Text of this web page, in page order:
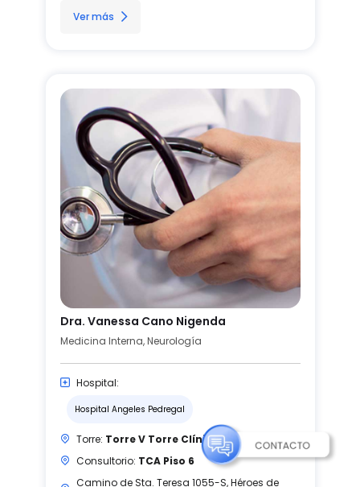
Ver más
Dra. Vanessa Cano Nigenda
Medicina Interna, Neurología
Hospital:
Hospital Angeles Pedregal
Torre: Torre V Torre Clínica
Consultorio: TCA Piso 6
Camino de Sta. Teresa 1055-S, Héroes de